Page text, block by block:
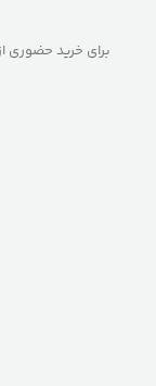
برای خرید حضوری از روز قبل با